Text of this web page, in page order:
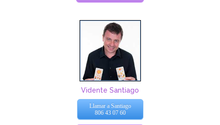
Vidente Santiago
Llamar a Santiago
806 43 07 60